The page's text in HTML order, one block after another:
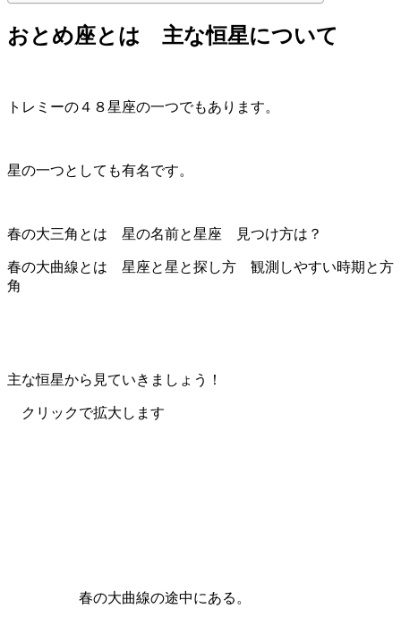
おとめ座とは 主な恒星について
トレミーの４８星座の一つでもあります。
星の一つとしても有名です。
春の大三角とは 星の名前と星座 見つけ方は？
春の大曲線とは 星座と星と探し方 観測しやすい時期と方
角
主な恒星から見ていきましょう！
クリックで拡大します
春の大曲線の途中にある。